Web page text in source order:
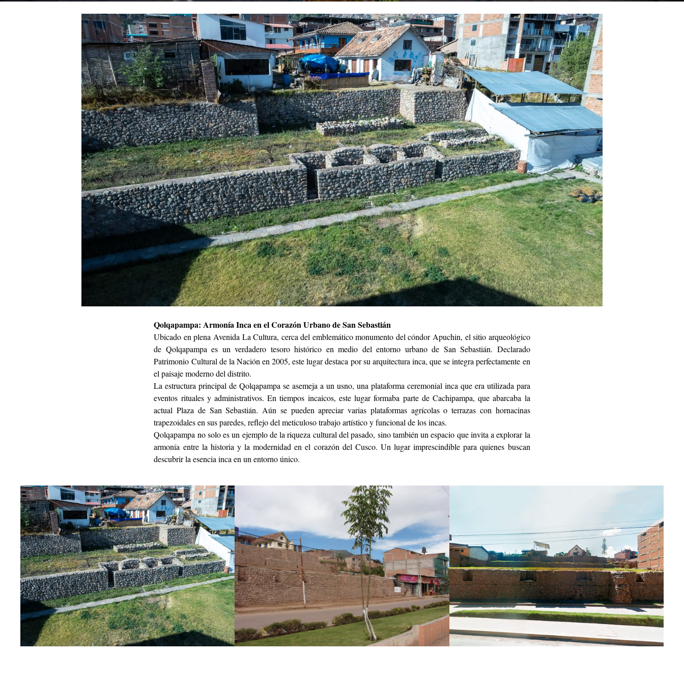
Qolqapampa: Armonía Inca en el Corazón Urbano de San Sebastián
Ubicado en plena Avenida La Cultura, cerca del emblemático monumento del cóndor Apuchin, el sitio arqueológico
de Qolqapampa es un verdadero tesoro histórico en medio del entorno urbano de San Sebastián. Declarado
Patrimonio Cultural de la Nación en 2005, este lugar destaca por su arquitectura inca, que se integra perfectamente en
el paisaje moderno del distrito.
La estructura principal de Qolqapampa se asemeja a un usno, una plataforma ceremonial inca que era utilizada para
eventos rituales y administrativos. En tiempos incaicos, este lugar formaba parte de Cachipampa, que abarcaba la
actual Plaza de San Sebastián. Aún se pueden apreciar varias plataformas agrícolas o terrazas con hornacinas
trapezoidales en sus paredes, reflejo del meticuloso trabajo artístico y funcional de los incas.
Qolqapampa no solo es un ejemplo de la riqueza cultural del pasado, sino también un espacio que invita a explorar la
armonía entre la historia y la modernidad en el corazón del Cusco. Un lugar imprescindible para quienes buscan
descubrir la esencia inca en un entorno único.